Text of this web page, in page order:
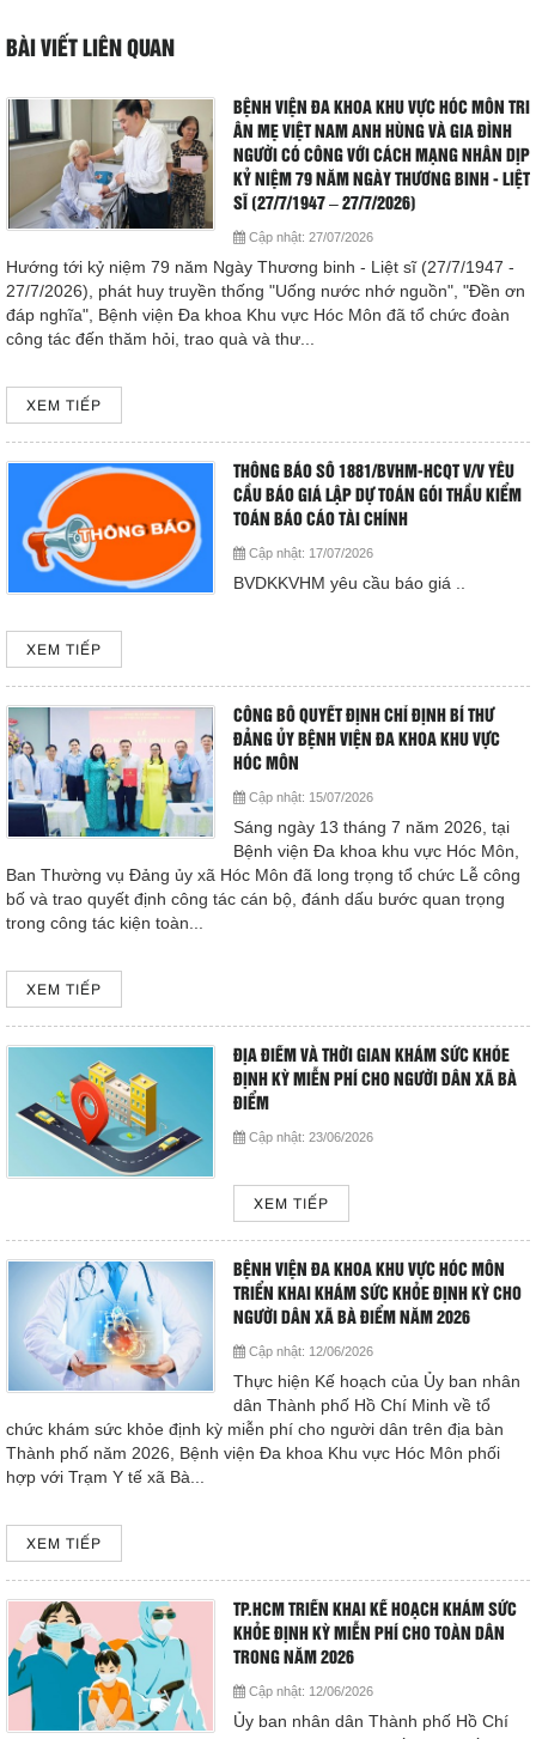
BÀI VIẾT LIÊN QUAN
BỆNH VIỆN ĐA KHOA KHU VỰC HÓC MÔN TRI
ÂN MẸ VIỆT NAM ANH HÙNG VÀ GIA ĐÌNH
NGƯỜI CÓ CÔNG VỚI CÁCH MẠNG NHÂN DỊP
KỶ NIỆM 79 NĂM NGÀY THƯƠNG BINH - LIỆT
SĨ (27/7/1947 – 27/7/2026)
Cập nhật: 27/07/2026
Hướng tới kỷ niệm 79 năm Ngày Thương binh - Liệt sĩ (27/7/1947 -
27/7/2026), phát huy truyền thống "Uống nước nhớ nguồn", "Đền ơn
đáp nghĩa", Bệnh viện Đa khoa Khu vực Hóc Môn đã tổ chức đoàn
công tác đến thăm hỏi, trao quà và thư...
XEM TIẾP
THÔNG BÁO SỐ 1881/BVHM-HCQT V/V YÊU
CẦU BÁO GIÁ LẬP DỰ TOÁN GÓI THẦU KIỂM
TOÁN BÁO CÁO TÀI CHÍNH
Cập nhật: 17/07/2026
BVDKKVHM yêu cầu báo giá ..
XEM TIẾP
CÔNG BỐ QUYẾT ĐỊNH CHỈ ĐỊNH BÍ THƯ
ĐẢNG ỦY BỆNH VIỆN ĐA KHOA KHU VỰC
HÓC MÔN
Cập nhật: 15/07/2026
Sáng ngày 13 tháng 7 năm 2026, tại
Bệnh viện Đa khoa khu vực Hóc Môn,
Ban Thường vụ Đảng ủy xã Hóc Môn đã long trọng tổ chức Lễ công
bố và trao quyết định công tác cán bộ, đánh dấu bước quan trọng
trong công tác kiện toàn...
XEM TIẾP
ĐỊA ĐIỂM VÀ THỜI GIAN KHÁM SỨC KHỎE
ĐỊNH KỲ MIỄN PHÍ CHO NGƯỜI DÂN XÃ BÀ
ĐIỂM
Cập nhật: 23/06/2026
XEM TIẾP
BỆNH VIỆN ĐA KHOA KHU VỰC HÓC MÔN
TRIỂN KHAI KHÁM SỨC KHỎE ĐỊNH KỲ CHO
NGƯỜI DÂN XÃ BÀ ĐIỂM NĂM 2026
Cập nhật: 12/06/2026
Thực hiện Kế hoạch của Ủy ban nhân
dân Thành phố Hồ Chí Minh về tổ
chức khám sức khỏe định kỳ miễn phí cho người dân trên địa bàn
Thành phố năm 2026, Bệnh viện Đa khoa Khu vực Hóc Môn phối
hợp với Trạm Y tế xã Bà...
XEM TIẾP
TP.HCM TRIỂN KHAI KẾ HOẠCH KHÁM SỨC
KHỎE ĐỊNH KỲ MIỄN PHÍ CHO TOÀN DÂN
TRONG NĂM 2026
Cập nhật: 12/06/2026
Ủy ban nhân dân Thành phố Hồ Chí
Giá dịch vụ
Đào tạo - Nghiên cứu KH
Lịch làm việc
Thư giãn
Chỉ số bệnh viện
Báo cáo CTQLCSNB
(08) 3710 1445
Email
bvdkhocmon@gmail.com
support@bvdkhocmon.com
COPYRIGHT 2015. ALL RIGHTS RESERVED